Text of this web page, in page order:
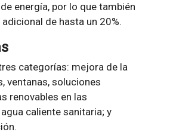
energía, por lo que también
de hasta un 20%.
categorías: mejora de la
ventanas, soluciones
renovables en las
caliente sanitaria; y